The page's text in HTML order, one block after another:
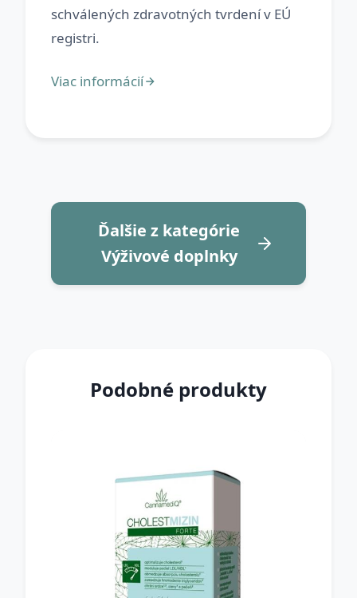
schválených zdravotných tvrdení v EÚ
Ďalšie z kategórie
Výživové doplnky
Podobné produkty